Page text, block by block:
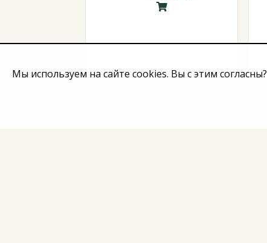
Мы используем на сайте cookies. Вы с этим согласны?